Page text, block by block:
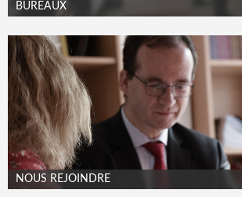
BUREAUX
NOUS REJOINDRE